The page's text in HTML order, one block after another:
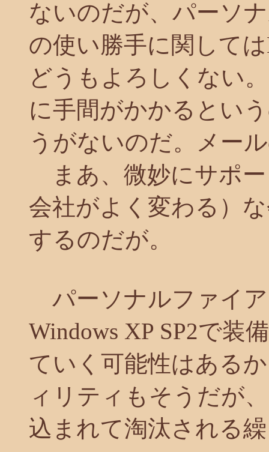
ないのだが、パーソ
の使い勝手に関して
どうもよろしくない
に手間がかかるとい
うがないのだ。メー
まあ、微妙にサポー
会社がよく変わる）
するのだが。
パーソナルファイ
Windows XP SP2で装
ていく可能性はある
ィリティもそうだが
込まれて淘汰される